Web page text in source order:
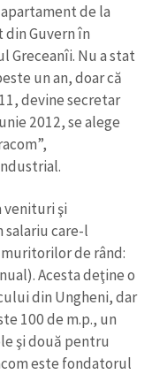
de la
din Guvern în
Greceanîi. Nu a stat
un an, doar că
devine secretar
2012, se alege
venituri şi
salariu care-l
de rând:
Acesta deţine o
din Ungheni, dar
100 de m.p., un
şi două pentru
este fondatorul